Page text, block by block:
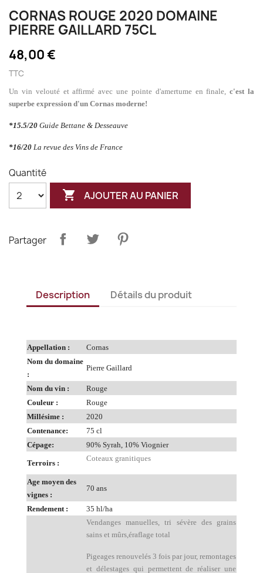
CORNAS ROUGE 2020 DOMAINE
PIERRE GAILLARD 75CL
48,00 €
TTC
Un vin velouté et affirmé avec une pointe d'amertume en finale,c'est la
superbe expression d'un Cornas moderne!
*15.5/20 Guide Bettane & Desseauve
*16/20 La revue des Vins de France
Quantité
 AJOUTER AU PANIER
Partager
Description Détails du produit
Appellation :
Cornas
Nom du domaine
:
Pierre Gaillard
Nom du vin :
Rouge
Couleur :
Rouge
Millésime :
2020
Contenance:
75 cl
Cépage:
90% Syrah, 10% Viognier
Terroirs :
Coteaux granitiques
Age moyen des
vignes :
70 ans
Rendement : 35 hl/ha
Vendanges manuelles, tri sévère des grains
sains et mûrs,éraflage total
Pigeages renouvelés 3 fois par jour, remontages
et délestages qui permettent de réaliser une